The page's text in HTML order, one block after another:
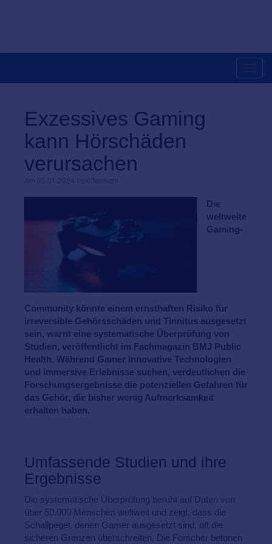
Exzessives Gaming
kann Hörschäden
verursachen
Die
weltweite
Gaming-
Community könnte einem ernsthaften Risiko für
irreversible Gehörsschäden und Tinnitus ausgesetzt
sein, warnt eine systematische Überprüfung von
Studien, veröffentlicht im Fachmagazin BMJ Public
Health. Während Gamer innovative Technologien
und immersive Erlebnisse suchen, verdeutlichen die
Forschungsergebnisse die potenziellen Gefahren für
das Gehör, die bisher wenig Aufmerksamkeit
erhalten haben.
Umfassende Studien und ihre
Ergebnisse
Die systematische Überprüfung beruht auf Daten von
über 50.000 Menschen weltweit und zeigt, dass die
Schallpegel, denen Gamer ausgesetzt sind, oft die
sicheren Grenzen überschreiten. Die Forscher betonen